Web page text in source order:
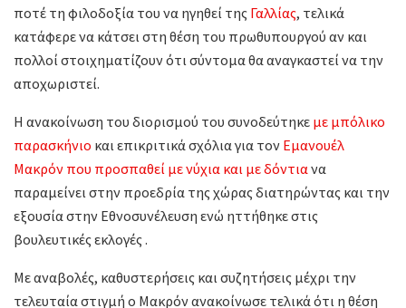
ποτέ τη φιλοδοξία του να ηγηθεί της Γαλλίας, τελικά
κατάφερε να κάτσει στη θέση του πρωθυπουργού αν και
πολλοί στοιχηματίζουν ότι σύντομα θα αναγκαστεί να την
αποχωριστεί.
Η ανακοίνωση του διορισμού του συνοδεύτηκε με μπόλικο
παρασκήνιο και επικριτικά σχόλια για τον Εμανουέλ
Μακρόν που προσπαθεί με νύχια και με δόντιανα
παραμείνει στην προεδρία της χώρας διατηρώντας και την
εξουσία στην Εθνοσυνέλευση ενώ ηττήθηκε στις
βουλευτικές εκλογές .
Με αναβολές, καθυστερήσεις και συζητήσεις μέχρι την
τελευταία στιγμή ο Μακρόν ανακοίνωσε τελικά ότι η θέση